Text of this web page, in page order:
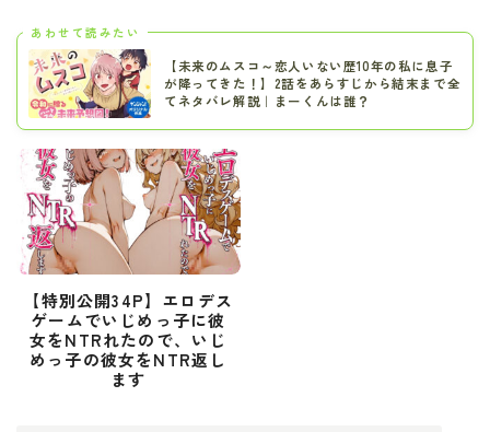
あわせて読みたい
【未来のムスコ～恋人いない歴10年の私に息子
が降ってきた！】2話をあらすじから結末まで全
てネタバレ解説｜まーくんは誰？
【特別公開34P】エロデス
ゲームでいじめっ子に彼
女をNTRれたので、いじ
めっ子の彼女をNTR返し
ます